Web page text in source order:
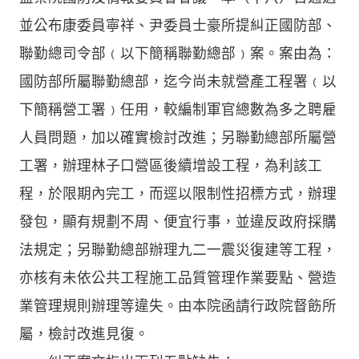
並公布康委員寧祥、尹委員士豪所提糾正國防部、
聯勤總司令部﹙以下簡稱聯勤總部﹚案。案由為：
國防部所屬聯勤總部，迄今尚未就營產工程署﹙以
下簡稱營工署﹚任用，較編制軍官總數為多之聘雇
人員問題，加以確實檢討改進；另聯勤總部所屬營
工署，辦理林子口營區後續增設工程，為利該工
程，於限期內完工，而逕以限制性招標方式，辦理
發包，顯有規劃不周、便宜行事，並違反政府採購
法規定；另聯勤總部辦理九二一震災復建等工程，
亦核有未依公共工程施工品質管理作業要點、營造
業管理規則辦理等違失。由本院函請行政院督飭所
屬，檢討改進見復。